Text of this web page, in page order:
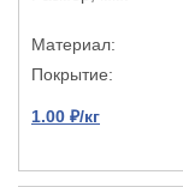
1.00 ₽/кг